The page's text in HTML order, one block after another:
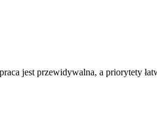
jest przewidywalna, a priorytety